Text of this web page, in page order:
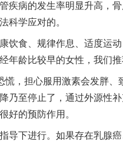
疾病的发生率明显升高，
科学应对的。
食、规律作息、适度运动
年龄比较早的女性，我们推
，担心服用激素会发胖、
乃至停止了，通过外源性
好的预防作用。
下进行。如果存在乳腺癌
一纸欠条伤亲